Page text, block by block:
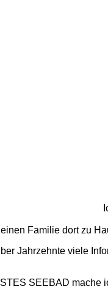
Familie dort zu
Jahrzehnte viele
SEEBAD mache